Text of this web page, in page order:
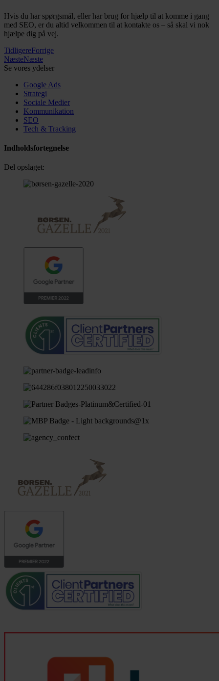
Hvis du har spørgsmål, eller har brug for hjælp til at komme i gang
med SEO, er du altid velkommen til at kontakte os – så skal vi nok
hjælpe dig på vej.
TidligereForrige
NæsteNæste
Se vores ydelser
Google Ads
Strategi
Sociale Medier
Kommunikation
SEO
Tech & Tracking
Indholdsfortegnelse
Del opslaget: